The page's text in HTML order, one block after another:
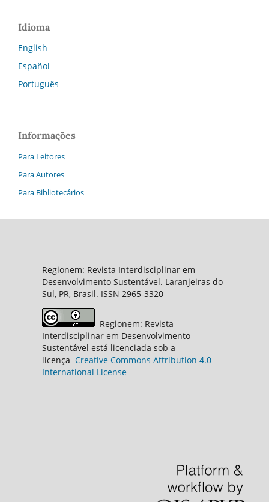
Idioma
English
Español
Português
Informações
Para Leitores
Para Autores
Para Bibliotecários
Regionem: Revista Interdisciplinar em
Desenvolvimento Sustentável. Laranjeiras do
Sul, PR, Brasil. ISSN 2965-3320
Regionem: Revista
Interdisciplinar em Desenvolvimento
Sustentável está licenciada sob a
licença Creative Commons Attribution 4.0
International License